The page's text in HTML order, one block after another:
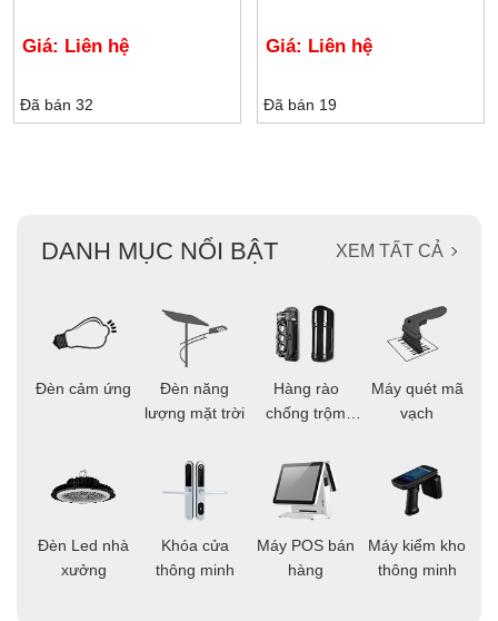
Giá: Liên hệ
Đã bán 32
Giá: Liên hệ
Đã bán 19
DANH MỤC NỔI BẬT XEM TẤT CẢ
Đèn cảm ứng
Đèn Led nhà
xưởng
Đèn năng
lượng mặt trời
Khóa cửa
thông minh
Hàng rào
chống trộm
Máy POS bán
hàng
Máy quét mã
vạch
Máy kiểm kho
thông minh